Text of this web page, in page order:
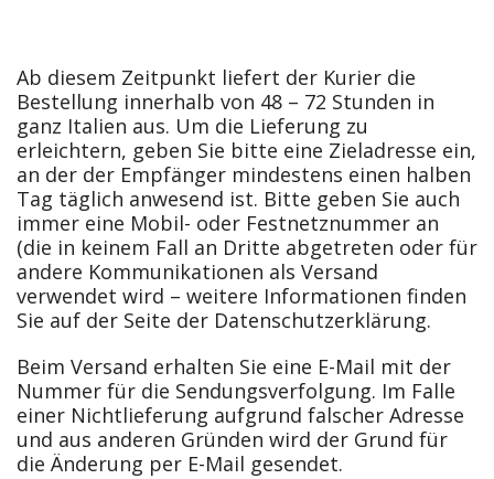
Ab diesem Zeitpunkt liefert der Kurier die
Bestellung innerhalb von 48 – 72 Stunden in
ganz Italien aus. Um die Lieferung zu
erleichtern, geben Sie bitte eine Zieladresse ein,
an der der Empfänger mindestens einen halben
Tag täglich anwesend ist. Bitte geben Sie auch
immer eine Mobil- oder Festnetznummer an
(die in keinem Fall an Dritte abgetreten oder für
andere Kommunikationen als Versand
verwendet wird – weitere Informationen finden
Sie auf der Seite der Datenschutzerklärung.
Beim Versand erhalten Sie eine E-Mail mit der
Nummer für die Sendungsverfolgung. Im Falle
einer Nichtlieferung aufgrund falscher Adresse
und aus anderen Gründen wird der Grund für
die Änderung per E-Mail gesendet.